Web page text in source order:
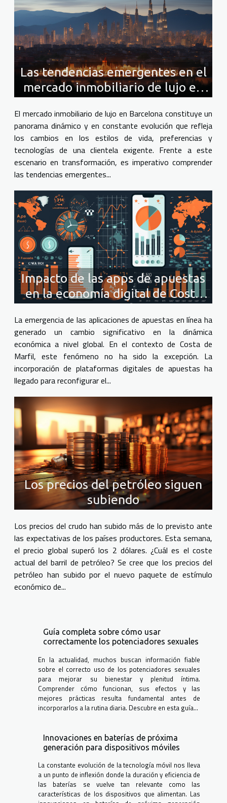
Las tendencias emergentes en el
mercado inmobiliario de lujo en
Barcelona y cómo adaptarse a
ellas
El mercado inmobiliario de lujo en Barcelona constituye un
panorama dinámico y en constante evolución que refleja
los cambios en los estilos de vida, preferencias y
tecnologías de una clientela exigente. Frente a este
escenario en transformación, es imperativo comprender
las tendencias emergentes...
Impacto de las apps de apuestas
en la economía digital de Costa
La emergencia de las aplicaciones de apuestas en línea ha
generado un cambio significativo en la dinámica
económica a nivel global. En el contexto de Costa de
Marfil, este fenómeno no ha sido la excepción. La
incorporación de plataformas digitales de apuestas ha
llegado para reconfigurar el...
Los precios del petróleo siguen
subiendo
Los precios del crudo han subido más de lo previsto ante
las expectativas de los países productores. Esta semana,
el precio global superó los 2 dólares. ¿Cuál es el coste
actual del barril de petróleo? Se cree que los precios del
petróleo han subido por el nuevo paquete de estímulo
económico de...
Guía completa sobre cómo usar
correctamente los potenciadores sexuales
En la actualidad, muchos buscan información fiable
sobre el correcto uso de los potenciadores sexuales
para mejorar su bienestar y plenitud íntima.
Comprender cómo funcionan, sus efectos y las
mejores prácticas resulta fundamental antes de
incorporarlos a la rutina diaria. Descubre en esta guía...
Innovaciones en baterías de próxima
generación para dispositivos móviles
La constante evolución de la tecnología móvil nos lleva
a un punto de inflexión donde la duración y eficiencia de
las baterías se vuelve tan relevante como las
características de los dispositivos que alimentan. Las